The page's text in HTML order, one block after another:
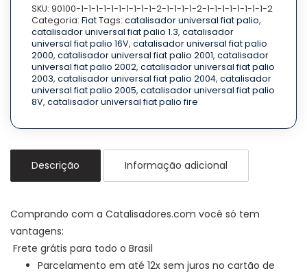
1.3
8V
16V
Fire
2000
A
2005
-
NOVA
1.3
8V
16V
Fire
2000
A
2005
-
NOVA
SKU: 90100-1-1-1-1-1-1-1-1-1-1-2-1-1-1-1-2-1-1-1-1-1-1-1-1-2
Categoria: FiatTags: catalisador universal fiat palio,
catalisador universal fiat palio 1.3, catalisador
universal fiat palio 16V, catalisador universal fiat palio
2000, catalisador universal fiat palio 2001, catalisador
universal fiat palio 2002, catalisador universal fiat palio
2003, catalisador universal fiat palio 2004, catalisador
universal fiat palio 2005, catalisador universal fiat palio
8V, catalisador universal fiat palio fire
Descrição Informação adicional
Comprando com a Catalisadores.com você só tem
vantagens:
Frete grátis para todo o Brasil
Parcelamento em até 12x sem juros no cartão de